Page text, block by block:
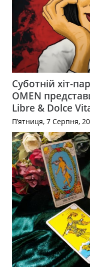
Суботній хіт-
OMEN
Libre & Dolce
П’ятниця, 7 Серпня,